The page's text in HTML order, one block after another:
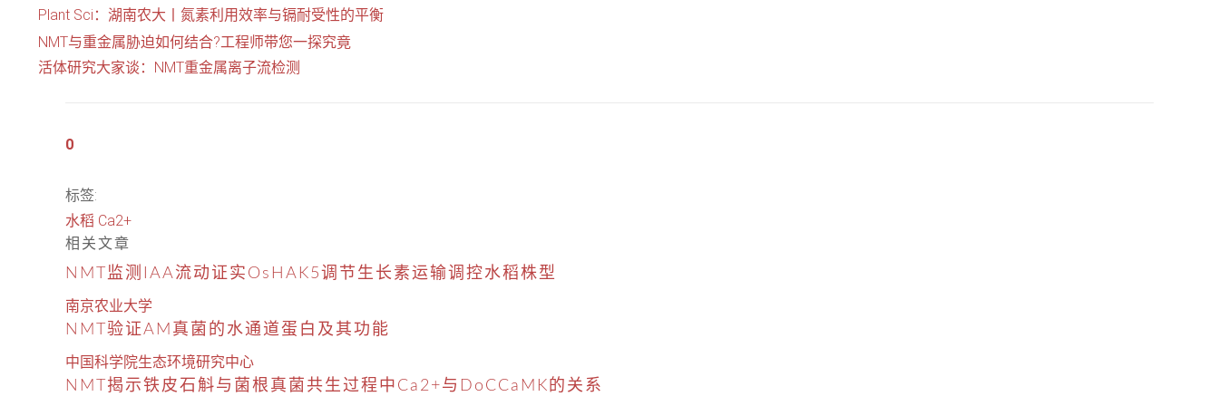
Plant Sci：湖南农大丨氮素利用效率与镉耐受性的平衡
NMT与重金属胁迫如何结合?工程师带您一探究竟
活体研究大家谈：NMT重金属离子流检测
0
标签:
水稻 Ca2+
相关文章
NMT监测IAA流动证实OsHAK5调节生长素运输调控水稻株型
南京农业大学
NMT验证AM真菌的水通道蛋白及其功能
中国科学院生态环境研究中心
NMT揭示铁皮石斛与菌根真菌共生过程中Ca2+与DoCCaMK的关系